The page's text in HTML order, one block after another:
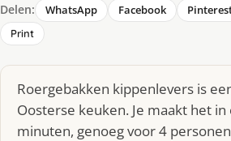
Delen: WhatsApp Facebook
Print
Roergebakken kippenlevers is
Oosterse keuken. Je maakt het
minuten, genoeg voor 4